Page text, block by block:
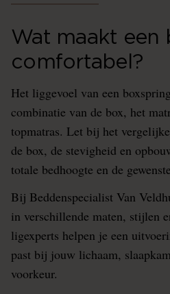
Wat maakt een
comfortabel?
Het liggevoel van een
combinatie van de box, het
topmatras. Let bij het
de box, de stevigheid en
totale bedhoogte en de
Bij Beddenspecialist Van
in verschillende maten, stijlen
ligexperts helpen je een
past bij jouw lichaam,
voorkeur.